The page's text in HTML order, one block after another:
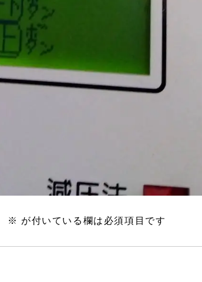
※ が付いている欄は必須項目です